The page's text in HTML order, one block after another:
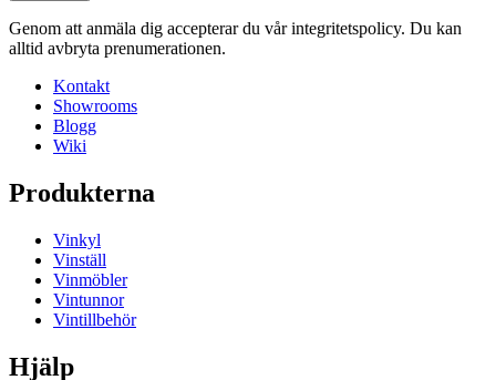
Genom att anmäla dig accepterar du vår integritetspolicy. Du kan
alltid avbryta prenumerationen.
Kontakt
Showrooms
Blogg
Wiki
Produkterna
Vinkyl
Vinställ
Vinmöbler
Vintunnor
Vintillbehör
Hjälp